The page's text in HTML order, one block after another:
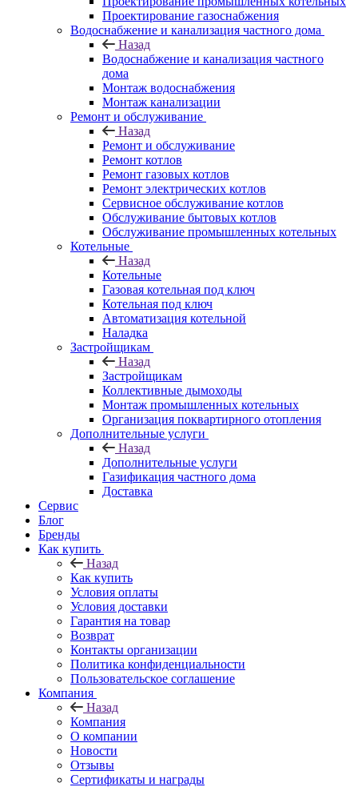
Проектирование газоснабжения
Водоснабжение и канализация частного дома
Назад
Водоснабжение и канализация частного
дома
Монтаж водоснабжения
Монтаж канализации
Ремонт и обслуживание
Назад
Ремонт и обслуживание
Ремонт котлов
Ремонт газовых котлов
Ремонт электрических котлов
Сервисное обслуживание котлов
Обслуживание бытовых котлов
Обслуживание промышленных котельных
Котельные
Назад
Котельные
Газовая котельная под ключ
Котельная под ключ
Автоматизация котельной
Наладка
Застройщикам
Назад
Застройщикам
Коллективные дымоходы
Монтаж промышленных котельных
Организация поквартирного отопления
Дополнительные услуги
Назад
Дополнительные услуги
Газификация частного дома
Доставка
Сервис
Блог
Бренды
Как купить
Назад
Как купить
Условия оплаты
Условия доставки
Гарантия на товар
Возврат
Контакты организации
Политика конфиденциальности
Пользовательское соглашение
Компания
Назад
Компания
О компании
Новости
Отзывы
Сертификаты и награды